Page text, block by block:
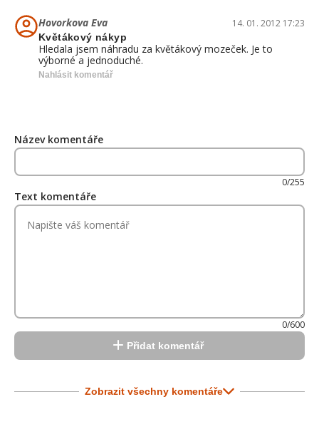
Hovorkova Eva 14. 01. 2012 17:23
Květákový nákyp
Hledala jsem náhradu za květákový mozeček. Je to
výborné a jednoduché.
Nahlásit komentář
Název komentáře
0/255
Text komentáře
0/600
Přidat komentář
Zobrazit všechny komentáře